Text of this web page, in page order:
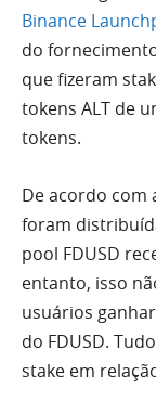
Binance
do
que fizeram
tokens ALT de
tokens.
De acordo com
foram
pool FDUSD
entanto, isso
usuários
do FDUSD.
stake em